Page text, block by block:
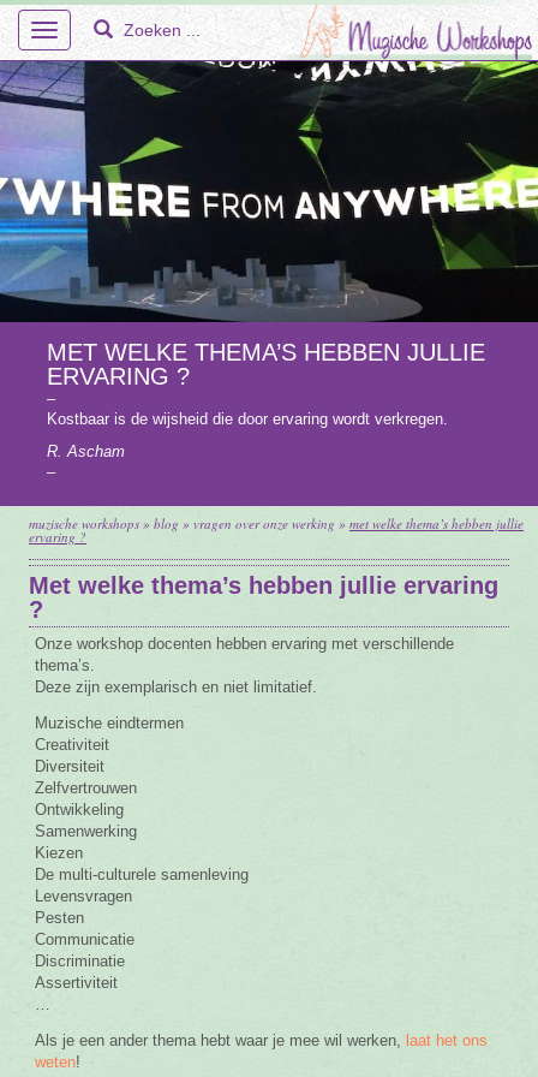
Toggle
navigation
Home
Over Ons
En Meer – Muzische Projecten
Faq
Tarieven
Vacature
Contact
MET WELKE THEMA’S HEBBEN JULLIE
ERVARING ?
–
Kostbaar is de wijsheid die door ervaring wordt verkregen.
R. Ascham
–
muzische workshops » blog » vragen over onze werking » met welke thema’s hebben jullie
ervaring ?
Met welke thema’s hebben jullie ervaring
?
Onze workshop docenten hebben ervaring met verschillende
thema’s.
Deze zijn exemplarisch en niet limitatief.
Muzische eindtermen
Creativiteit
Diversiteit
Zelfvertrouwen
Ontwikkeling
Samenwerking
Kiezen
De multi-culturele samenleving
Levensvragen
Pesten
Communicatie
Discriminatie
Assertiviteit
…
Als je een ander thema hebt waar je mee wil werken, laat het ons
weten!